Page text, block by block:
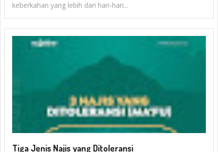
keberkahan yang lebih dari hari-hari...
Tiga Jenis Najis yang Ditoleransi